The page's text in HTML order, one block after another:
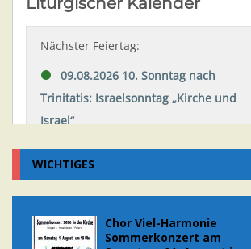
WICHTIGES
Chor Viel-Harmonie
Sommerkonzert am